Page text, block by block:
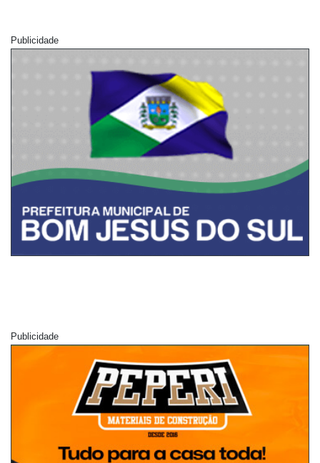
Publicidade
Publicidade